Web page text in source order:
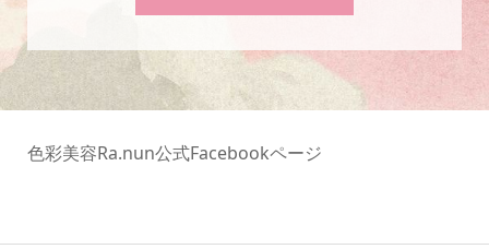
色彩美容Ra.nun公式Facebookページ